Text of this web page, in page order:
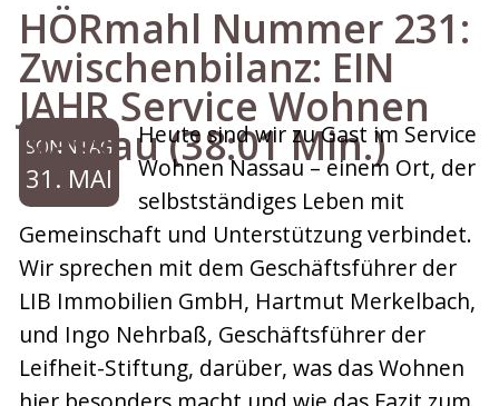
Hörbeiträge
Über das Projekt
Mitmachen
Kontakt
HÖRmahl Nummer 231:
Zwischenbilanz: EIN
JAHR Service Wohnen
Nassau (38:01 Min.)
SONNTAG
31. MAI
Heute sind wir zu Gast im Service
Wohnen Nassau – einem Ort, der
selbstständiges Leben mit
Gemeinschaft und Unterstützung verbindet.
Wir sprechen mit dem Geschäftsführer der
LIB Immobilien GmbH, Hartmut Merkelbach,
und Ingo Nehrbaß, Geschäftsführer der
Leifheit-Stiftung, darüber, was das Wohnen